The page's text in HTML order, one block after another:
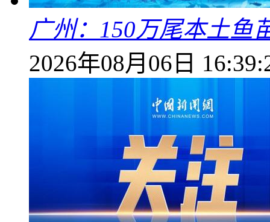
广州：150万尾本土鱼
2026年08月06日